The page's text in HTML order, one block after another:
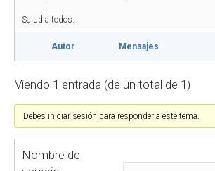
Salud a todos.
Autor Mensajes
Viendo 1 entrada (de un total de 1)
Debes iniciar sesión para responder a este tema.
Nombre de